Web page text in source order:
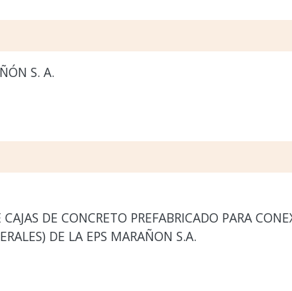
S. A.
DE CONCRETO PREFABRICADO PARA
DE LA EPS MARAÑON S.A.